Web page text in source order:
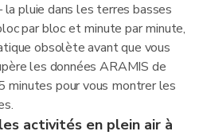
pluie dans les terres basses
par bloc et minute par minute,
obsolète avant que vous
les données ARAMIS de
pour vous montrer les
activités en plein air à